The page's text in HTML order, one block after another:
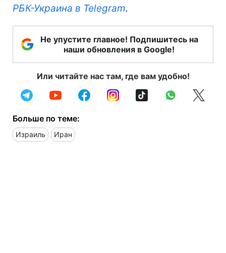
РБК-Украина в Telegram.
Не упустите главное! Подпишитесь на
наши обновления в Google!
Или читайте нас там, где вам удобно!
Больше по теме:
Израиль Иран